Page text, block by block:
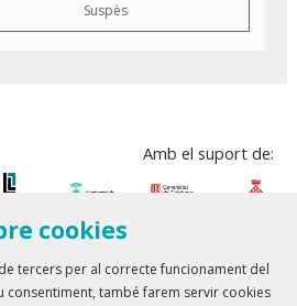
Suspès
Amb el suport de:
cookies
tercers per al correcte funcionament del
consentiment, també farem servir cookies